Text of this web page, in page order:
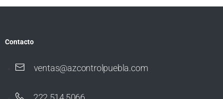
Contacto
ventas@azcontrolpuebla.com